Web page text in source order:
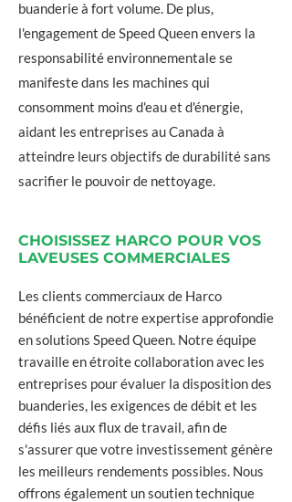
buanderie à fort volume. De plus,
l'engagement de Speed Queen envers la
responsabilité environnementale se
manifeste dans les machines qui
consomment moins d'eau et d'énergie,
aidant les entreprises au Canada à
atteindre leurs objectifs de durabilité sans
sacrifier le pouvoir de nettoyage.
CHOISISSEZ HARCO POUR VOS
LAVEUSES COMMERCIALES
Les clients commerciaux de Harco
bénéficient de notre expertise approfondie
en solutions Speed Queen. Notre équipe
travaille en étroite collaboration avec les
entreprises pour évaluer la disposition des
buanderies, les exigences de débit et les
défis liés aux flux de travail, afin de
s'assurer que votre investissement génère
les meilleurs rendements possibles. Nous
offrons également un soutien technique